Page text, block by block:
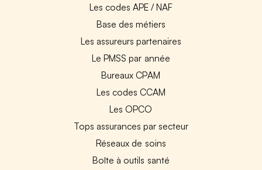
Les codes APE / NAF
Base des métiers
Les assureurs partenaires
Le PMSS par année
Bureaux CPAM
Les codes CCAM
Les OPCO
Tops assurances par secteur
Réseaux de soins
Boîte à outils santé